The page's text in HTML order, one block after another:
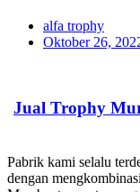
alfa trophy
Oktober 26,
Jual Trophy
Pabrik kami selalu
dengan